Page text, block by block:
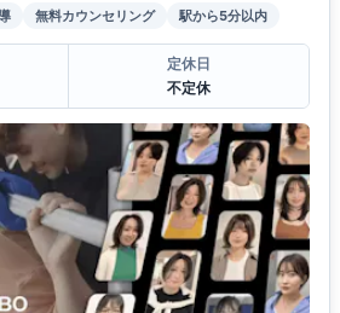
無料カウンセリング 駅から5分以内
定休日
不定休